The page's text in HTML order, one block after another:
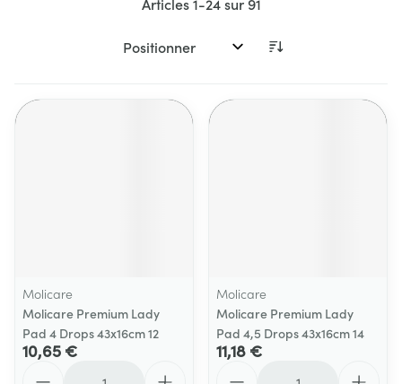
Trier par:
Molicare
Molicare Premium Lady
Pad 4 Drops 43x16cm 12
10,65 €
Molicare
Molicare Premium Lady
Pad 4,5 Drops 43x16cm 14
11,18 €